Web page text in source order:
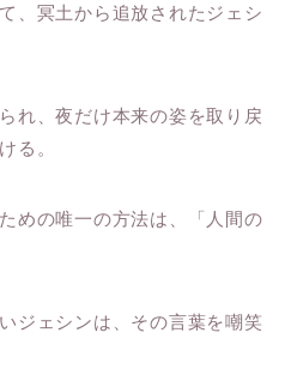
、冥土から追放されたジェシ
れ、夜だけ本来の姿を取り戻
る。
めの唯一の方法は、「人間の
ジェシンは、その言葉を嘲笑